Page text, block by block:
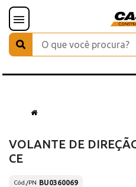
VOLANTE DE
CE
Cód./PN BU0360069